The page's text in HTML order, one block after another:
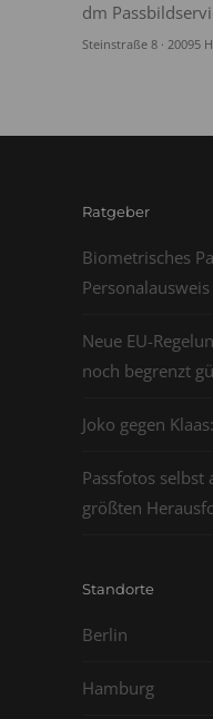
dm
Steinstraße 8 · 20095
Ratgeber
Biometrisches
Personalausweis
Neue EU-
noch begrenzt
Joko gegen
Passfotos selbst
größten
Standorte
Berlin
Hamburg